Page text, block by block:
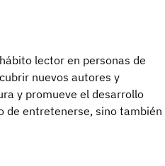
lector en personas de
nuevos autores y
y promueve el desarrollo
de entretenerse, sino también